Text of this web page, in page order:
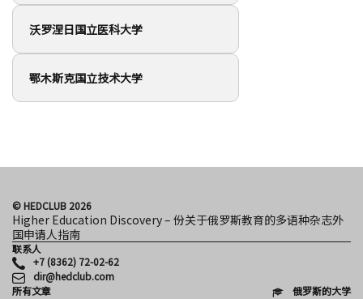
沃罗涅日国立医科大学
鄂木斯克国立技术大学
© HEDCLUB 2026
Higher Education Discovery – 份关于俄罗斯教育的多语种杂志外
国申请人指南
联系人
+7 (8362) 72-02-62
dir@hedclub.com
所有文章
俄罗斯的大学